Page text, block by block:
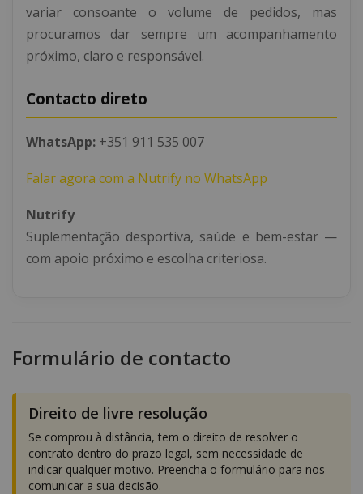
variar consoante o volume de pedidos, mas
procuramos dar sempre um acompanhamento
próximo, claro e responsável.
Contacto direto
WhatsApp: +351 911 535 007
Falar agora com a Nutrify no WhatsApp
Nutrify
Suplementação desportiva, saúde e bem-estar —
com apoio próximo e escolha criteriosa.
Formulário de contacto
Direito de livre resolução
Se comprou à distância, tem o direito de resolver o
contrato dentro do prazo legal, sem necessidade de
indicar qualquer motivo. Preencha o formulário para nos
comunicar a sua decisão.